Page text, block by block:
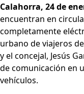
Calahorra, 24 de
encuentran en
completamente
urbano de viajeros
y el concejal, Jesús
de comunicación en
vehículos.